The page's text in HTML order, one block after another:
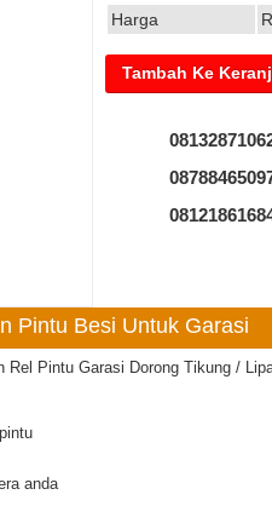
Harga
Pintu Besi Untuk Garasi
Rel Pintu Garasi Dorong Tikung /
anda